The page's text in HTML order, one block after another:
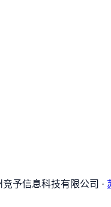
竞予信息科技有限公司 ·